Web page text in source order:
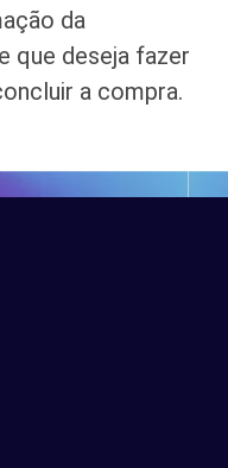
da
que deseja fazer
a compra.